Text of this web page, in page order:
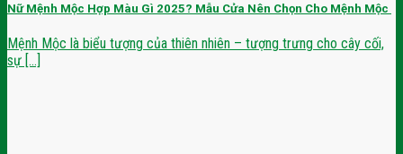
Nữ Mệnh Mộc Hợp Màu Gì 2025? Mẫu Cửa Nên Chọn Cho Mệnh Mộc
Mệnh Mộc là biểu tượng của thiên nhiên – tượng trưng cho cây cối,
sự [...]